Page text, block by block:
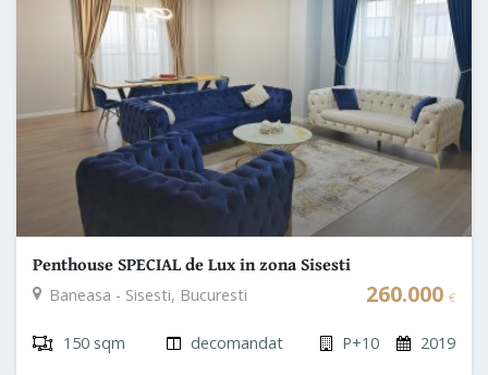
Penthouse SPECIAL de Lux in zona Sisesti
Baneasa - Sisesti, Bucuresti 260.000 €
150 sqm decomandat P+10 2019